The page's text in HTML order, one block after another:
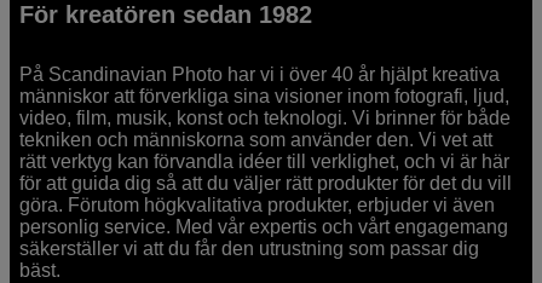
För kreatören sedan 1982
På Scandinavian Photo har vi i över 40 år hjälpt kreativa
människor att förverkliga sina visioner inom fotografi, ljud,
video, film, musik, konst och teknologi. Vi brinner för både
tekniken och människorna som använder den. Vi vet att
rätt verktyg kan förvandla idéer till verklighet, och vi är här
för att guida dig så att du väljer rätt produkter för det du vill
göra. Förutom högkvalitativa produkter, erbjuder vi även
personlig service. Med vår expertis och vårt engagemang
säkerställer vi att du får den utrustning som passar dig
bäst.